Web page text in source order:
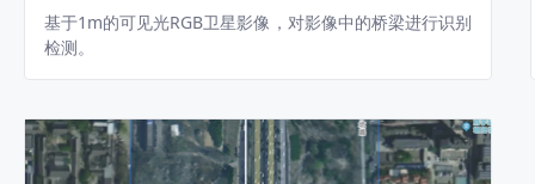
基于1m的可见光RGB卫星影像，对影像中的桥梁进行识别
检测。